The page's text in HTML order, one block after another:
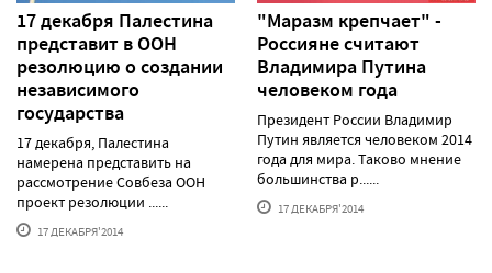
17 декабря Палестина
представит в ООН
резолюцию о создании
независимого
государства
17 декабря, Палестина
намерена представить на
рассмотрение Совбеза ООН
проект резолюции ......
17 ДЕКАБРЯ'2014
"Маразм крепчает" -
Россияне считают
Владимира Путина
человеком года
Президент России Владимир
Путин является человеком 2014
года для мира. Таково мнение
большинства р......
17 ДЕКАБРЯ'2014